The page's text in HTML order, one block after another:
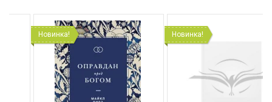
Новинка! Новинка!